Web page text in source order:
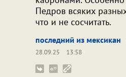
Педров всяких
что и не сосчитать.
последний из мексикан
28.09.25
13:58